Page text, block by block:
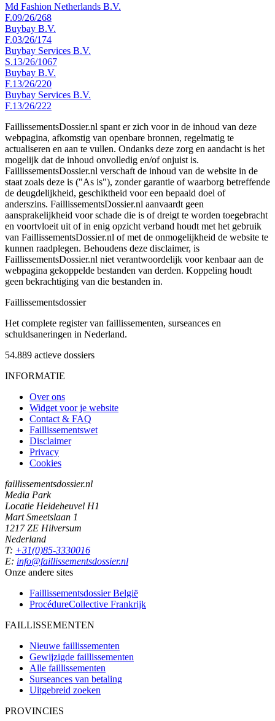
Md Fashion Netherlands B.V.
F.09/26/268
Buybay B.V.
F.03/26/174
Buybay Services B.V.
S.13/26/1067
Buybay B.V.
F.13/26/220
Buybay Services B.V.
F.13/26/222
FaillissementsDossier.nl spant er zich voor in de inhoud van deze
webpagina, afkomstig van openbare bronnen, regelmatig te
actualiseren en aan te vullen. Ondanks deze zorg en aandacht is het
mogelijk dat de inhoud onvolledig en/of onjuist is.
FaillissementsDossier.nl verschaft de inhoud van de website in de
staat zoals deze is ("As is"), zonder garantie of waarborg betreffende
de deugdelijkheid, geschiktheid voor een bepaald doel of
anderszins. FaillissementsDossier.nl aanvaardt geen
aansprakelijkheid voor schade die is of dreigt te worden toegebracht
en voortvloeit uit of in enig opzicht verband houdt met het gebruik
van FaillissementsDossier.nl of met de onmogelijkheid de website te
kunnen raadplegen. Behoudens deze disclaimer, is
FaillissementsDossier.nl niet verantwoordelijk voor kenbaar aan de
webpagina gekoppelde bestanden van derden. Koppeling houdt
geen bekrachtiging van die bestanden in.
Faillissementsdossier
Het complete register van faillissementen, surseances en
schuldsaneringen in Nederland.
54.889 actieve dossiers
INFORMATIE
Over ons
Widget voor je website
Contact & FAQ
Faillissementswet
Disclaimer
Privacy
Cookies
faillissementsdossier.nl
Media Park
Locatie Heideheuvel H1
Mart Smeetslaan 1
1217 ZE Hilversum
Nederland
T: +31(0)85-3330016
E: info@faillissementsdossier.nl
Onze andere sites
Faillissementsdossier België
ProcédureCollective Frankrijk
FAILLISSEMENTEN
Nieuwe faillissementen
Gewijzigde faillissementen
Alle faillissementen
Surseances van betaling
Uitgebreid zoeken
PROVINCIES